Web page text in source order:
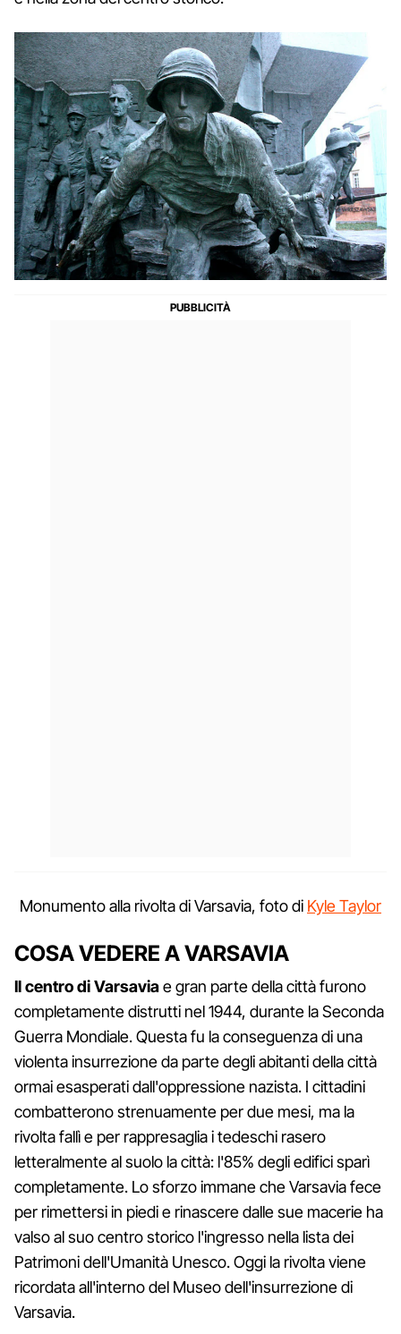
Monumento alla rivolta di Varsavia, foto di Kyle Taylor
COSA VEDERE A VARSAVIA
Il centro di Varsaviae gran parte della città furono
completamente distrutti nel 1944, durante la Seconda
Guerra Mondiale. Questa fu la conseguenza di una
violenta insurrezione da parte degli abitanti della città
ormai esasperati dall'oppressione nazista. I cittadini
combatterono strenuamente per due mesi, ma la
rivolta fallì e per rappresaglia i tedeschi rasero
letteralmente al suolo la città: l'85% degli edifici sparì
completamente. Lo sforzo immane che Varsavia fece
per rimettersi in piedi e rinascere dalle sue macerie ha
valso al suo centro storico l'ingresso nella lista dei
Patrimoni dell'Umanità Unesco. Oggi la rivolta viene
ricordata all'interno del Museo dell'insurrezione di
Varsavia.